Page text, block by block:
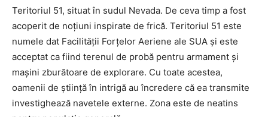
Teritoriul 51, situat în sudul Nevada. De ceva timp a fost
acoperit de noțiuni inspirate de frică. Teritoriul 51 este
numele dat Facilității Forțelor Aeriene ale SUA și este
acceptat ca fiind terenul de probă pentru armament și
mașini zburătoare de explorare. Cu toate acestea,
oamenii de știință în intrigă au încredere că ea transmite
investighează navetele externe. Zona este de neatins